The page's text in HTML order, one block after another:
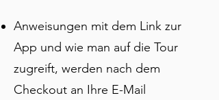
errichteten, treffen Sie die
Fürstbischöfe, die wie Könige
regierten, und entdecken Sie die
Kohlearbeiter, die eine Nation
veränderten. Dieser Spaziergang
Anweisungen mit dem Link zur
App und wie man auf die Tour
zugreift, werden nach dem
Checkout an Ihre E-Mail